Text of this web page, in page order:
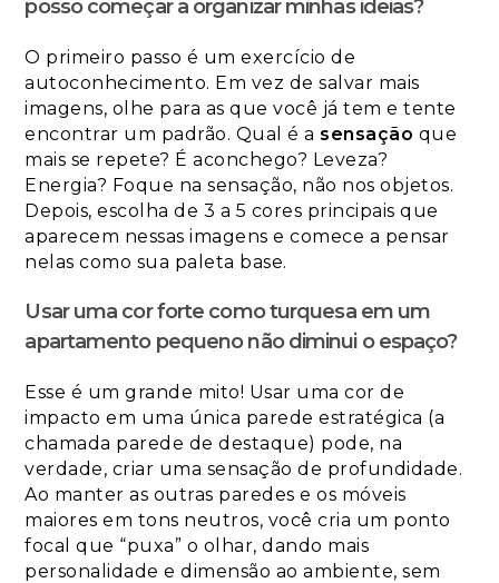
posso começar a organizar minhas ideias?
O primeiro passo é um exercício de
autoconhecimento. Em vez de salvar mais
imagens, olhe para as que você já tem e tente
encontrar um padrão. Qual é a sensação que
mais se repete? É aconchego? Leveza?
Energia? Foque na sensação, não nos objetos.
Depois, escolha de 3 a 5 cores principais que
aparecem nessas imagens e comece a pensar
nelas como sua paleta base.
Usar uma cor forte como turquesa em um
apartamento pequeno não diminui o espaço?
Esse é um grande mito! Usar uma cor de
impacto em uma única parede estratégica (a
chamada parede de destaque) pode, na
verdade, criar uma sensação de profundidade.
Ao manter as outras paredes e os móveis
maiores em tons neutros, você cria um ponto
focal que “puxa” o olhar, dando mais
personalidade e dimensão ao ambiente, sem